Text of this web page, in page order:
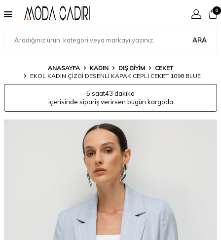
ARA
0
ANASAYFA KADIN DIŞ GIYIM
CEKET
EKOL KADIN ÇIZGI DESENLI KAPAK CEPLI CEKET 1098 BLUE
5 saat43 dakika
içerisinde sipariş verirsen bugün kargoda